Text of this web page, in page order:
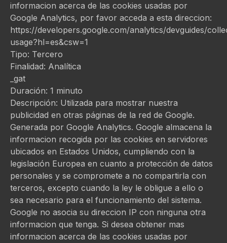
informacion acerca de las cookies usadas por
Google Analytics, por favor acceda a esta direccion:
https://developers.google.com/analytics/devguides/
usage?hl=es&csw=1
Tipo: Tercero
Finalidad: Analítica
_gat
Duración: 1 minuto
Descripción: Utilizada para mostrar nuestra
publicidad en otras páginas de la red de Google.
Generada por Google Analytics. Google almacena la
informacion recogida por las cookies en servidores
ubicados en Estados Unidos, cumpliendo con la
legislación Europea en cuanto a protección de datos
personales y se compromete a no compartirla con
terceros, excepto cuando la ley le obligue a ello o
sea necesario para el funcionamiento del sistema.
Google no asocia su direccion IP con ninguna otra
informacion que tenga. Si desea obtener mas
informacion acerca de las cookies usadas por